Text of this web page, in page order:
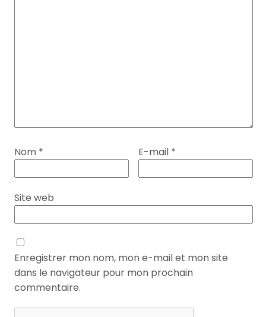
Nom * E-mail *
Site web
Enregistrer mon nom, mon e-mail et mon site
dans le navigateur pour mon prochain
commentaire.